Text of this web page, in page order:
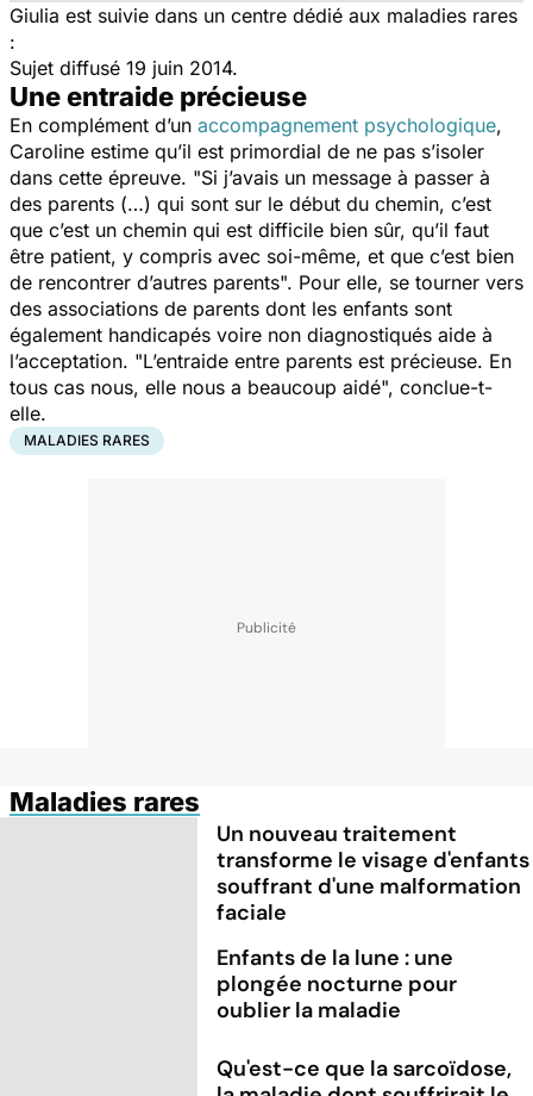
Giulia est suivie dans un centre dédié aux maladies rares
:
Sujet diffusé 19 juin 2014.
Une entraide précieuse
En complément d’un accompagnement psychologique,
Caroline estime qu’il est primordial de ne pas s’isoler
dans cette épreuve. "Si j’avais un message à passer à
des parents (…) qui sont sur le début du chemin, c’est
que c’est un chemin qui est difficile bien sûr, qu’il faut
être patient, y compris avec soi-même, et que c’est bien
de rencontrer d’autres parents". Pour elle, se tourner vers
des associations de parents dont les enfants sont
également handicapés voire non diagnostiqués aide à
l’acceptation. "L’entraide entre parents est précieuse. En
tous cas nous, elle nous a beaucoup aidé", conclue-t-
elle.
MALADIES RARES
Maladies rares
Un nouveau traitement
transforme le visage d'enfants
souffrant d'une malformation
faciale
Enfants de la lune : une
plongée nocturne pour
oublier la maladie
Qu'est-ce que la sarcoïdose,